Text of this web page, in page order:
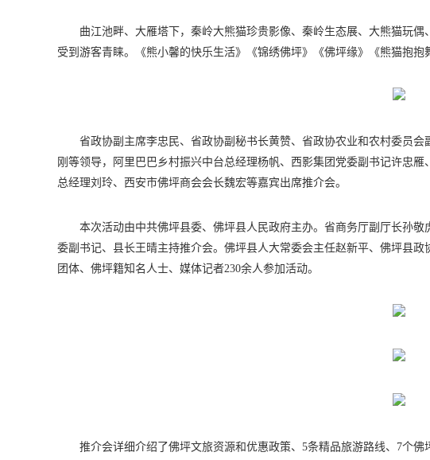
曲江池畔、大雁塔下，秦岭大熊猫珍贵影像、秦岭生态展、大熊猫玩
受到游客青睐。《熊小馨的快乐生活》《锦绣佛坪》《佛坪缘》《熊猫抱抱
省政协副主席李忠民、省政协副秘书长黄赞、省政协农业和农村委员
刚等领导，阿里巴巴乡村振兴中台总经理杨帆、西影集团党委副书记许忠
总经理刘玲、西安市佛坪商会会长魏宏等嘉宾出席推介会。
本次活动由中共佛坪县委、佛坪县人民政府主办。省商务厅副厅长孙
委副书记、县长王晴主持推介会。佛坪县人大常委会主任赵新平、佛坪县
团体、佛坪籍知名人士、媒体记者230余人参加活动。
推介会详细介绍了佛坪文旅资源和优惠政策、5条精品旅游路线、7个